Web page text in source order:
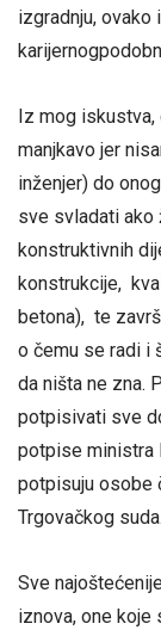
izgradnju,
Iz mog iskustva,
manjkavo jer
inženjer) do
sve svladati ako
konstruktivnih
konstrukcije,
betona), te
o čemu se radi i
da ništa ne zna.
potpisivati sve
potpise ministra
potpisuju osobe
Trgovačkog
Sve
iznova, one koje